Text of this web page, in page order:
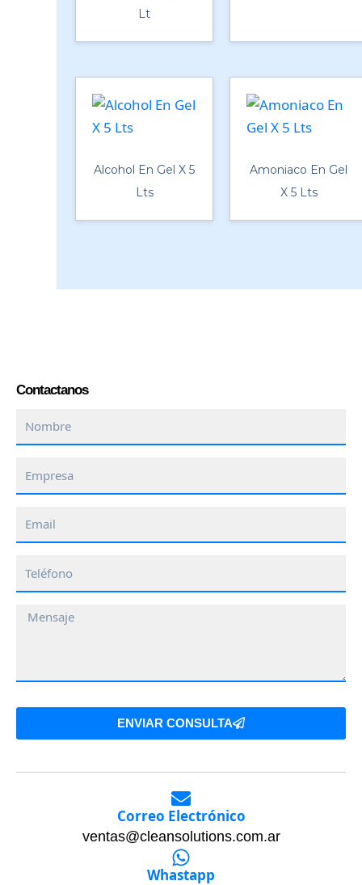
Lt
Alcohol En Gel X 5
Lts
Amoniaco En Gel
X 5 Lts
Contactanos
Nombre
Email
Teléfono
Mensaje
ENVIAR CONSULTA
Correo Electrónico
ventas@cleansolutions.com.ar
Whastapp